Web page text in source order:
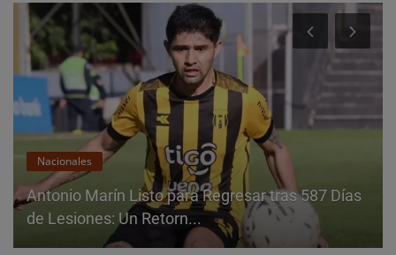
Nacionales
Antonio Marín Listo para Regresar tras 587 Días
de Lesiones: Un Retorn...